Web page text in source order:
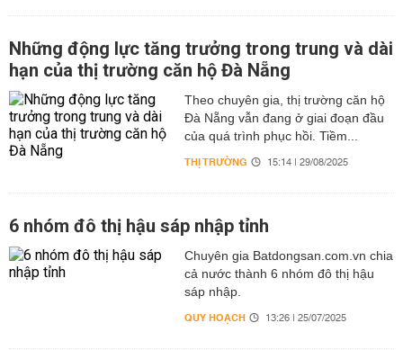
Những động lực tăng trưởng trong trung và dài
hạn của thị trường căn hộ Đà Nẵng
Theo chuyên gia, thị trường căn hộ
Đà Nẵng vẫn đang ở giai đoạn đầu
của quá trình phục hồi. Tiềm...
THỊ TRƯỜNG 15:14 | 29/08/2025
6 nhóm đô thị hậu sáp nhập tỉnh
Chuyên gia Batdongsan.com.vn chia
cả nước thành 6 nhóm đô thị hậu
sáp nhập.
QUY HOẠCH 13:26 | 25/07/2025